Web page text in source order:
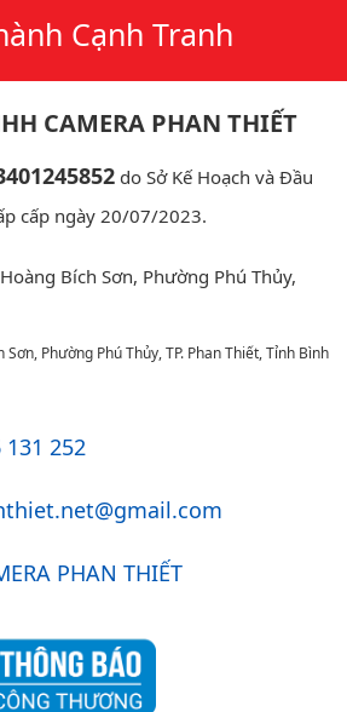
Cạnh Tranh
CAMERA PHAN THIẾT
do Sở Kế Hoạch và Đầu
cấp ngày 20/07/2023.
Bích Sơn, Phường Phú Thủy,
Phường Phú Thủy, TP. Phan Thiết, Tỉnh Bình
131 252
PHAN THIẾT